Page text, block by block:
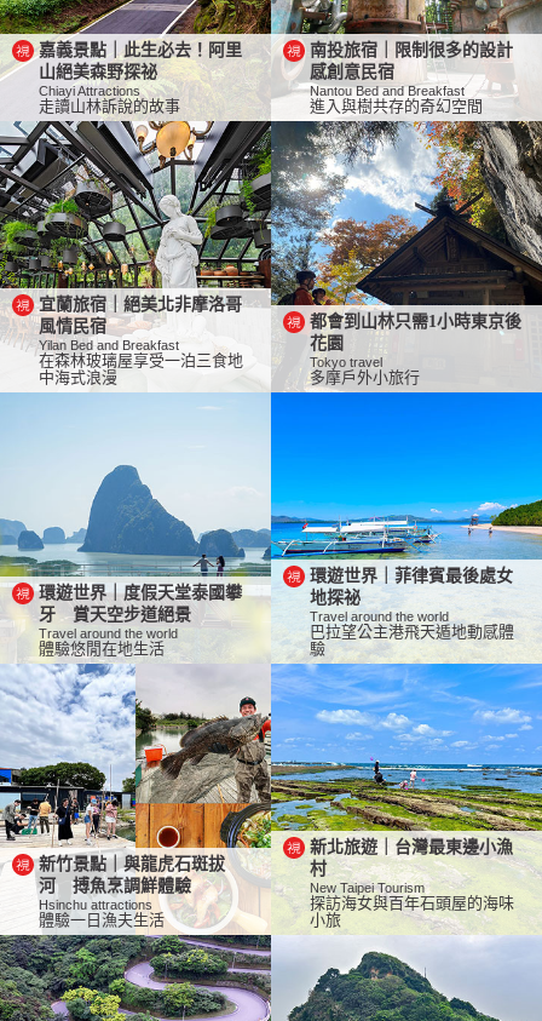
嘉義景點｜此生必去！阿里
山絕美森野探祕
Chiayi Attractions
走讀山林訴說的故事
南投旅宿｜限制很多的設計
感創意民宿
Nantou Bed and Breakfast
進入與樹共存的奇幻空間
宜蘭旅宿｜絕美北非摩洛哥
風情民宿
Yilan Bed and Breakfast
在森林玻璃屋享受一泊三食地
中海式浪漫
都會到山林只需1小時東京後
花園
Tokyo travel
多摩戶外小旅行
環遊世界｜度假天堂泰國攀
牙 賞天空步道絕景
Travel around the world
體驗悠閒在地生活
環遊世界｜菲律賓最後處女
地探祕
Travel around the world
巴拉望公主港飛天遁地動感體
驗
新竹景點｜與龍虎石斑拔
河 搏魚烹調鮮體驗
Hsinchu attractions
體驗一日漁夫生活
新北旅遊｜台灣最東邊小漁
村
New Taipei Tourism
探訪海女與百年石頭屋的海味
小旅